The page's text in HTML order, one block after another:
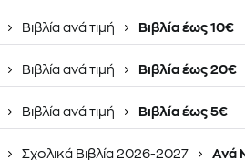
Βιβλία ανά τιμή Βιβλία έως 10€
Βιβλία ανά τιμή Βιβλία έως 20€
Βιβλία ανά τιμή Βιβλία έως 5€
Σχολικά Βιβλία 2026-2027 Ανά